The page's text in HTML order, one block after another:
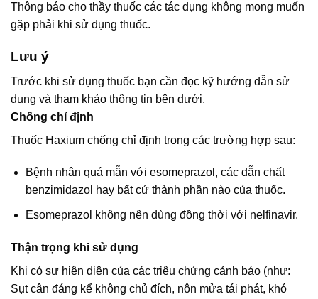
Thông báo cho thầy thuốc các tác dụng không mong muốn
gặp phải khi sử dụng thuốc.
Lưu ý
Trước khi sử dụng thuốc bạn cần đọc kỹ hướng dẫn sử
dụng và tham khảo thông tin bên dưới.
Chống chỉ định
Thuốc Haxium chống chỉ định trong các trường hợp sau:
Bệnh nhân quá mẫn với esomeprazol, các dẫn chất
benzimidazol hay bất cứ thành phần nào của thuốc.
Esomeprazol không nên dùng đồng thời với nelfinavir.
Thận trọng khi sử dụng
Khi có sự hiện diện của các triệu chứng cảnh báo (như:
Sụt cân đáng kể không chủ đích, nôn mửa tái phát, khó